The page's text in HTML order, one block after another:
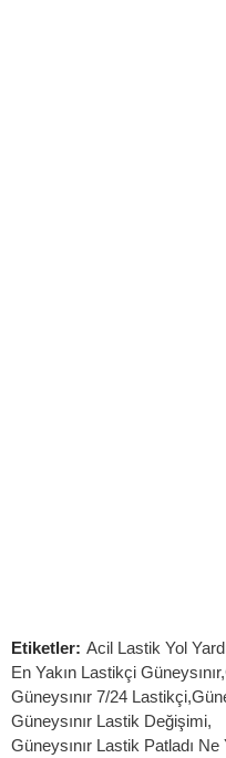
Etiketler: Acil Lastik Yol
En Yakın Lastikçi Güneysınır,
Güneysınır 7/24 Lastikçi,
Güneysınır Lastik Değişimi,
Güneysınır Lastik Patladı Ne